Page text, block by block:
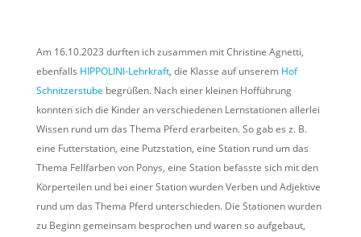
Am 16.10.2023 durften ich zusammen mit Christine Agnetti,
ebenfalls HIPPOLINI-Lehrkraft, die Klasse auf unserem Hof
Schnitzerstube begrüßen. Nach einer kleinen Hofführung
konnten sich die Kinder an verschiedenen Lernstationen allerlei
Wissen rund um das Thema Pferd erarbeiten. So gab es z. B.
eine Futterstation, eine Putzstation, eine Station rund um das
Thema Fellfarben von Ponys, eine Station befasste sich mit den
Körperteilen und bei einer Station wurden Verben und Adjektive
rund um das Thema Pferd unterschieden. Die Stationen wurden
zu Beginn gemeinsam besprochen und waren so aufgebaut,